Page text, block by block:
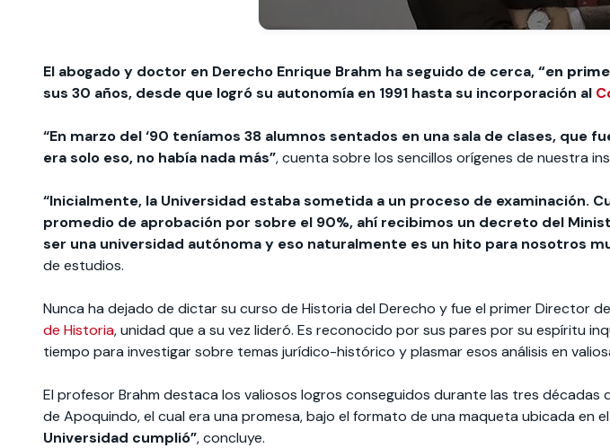
El abogado y doctor en Derecho Enrique Brahm ha seguido de cerca,“en
sus 30 años, desde que logró su autonomía en 1991 hasta su incorporación al
“En marzo del ‘90 teníamos 38 alumnos sentados en una sala de clases,
era solo eso, no había nada más”, cuenta sobre los sencillos orígenes de nuestra
“Inicialmente, la Universidad estaba sometida a un proceso de examinación.
promedio de aprobación por sobre el 90%, ahí recibimos un decreto del
ser una universidad autónoma y eso naturalmente es un hito para nosotros
de estudios.
Nunca ha dejado de dictar su curso de Historia del Derecho y fue el primer Director
de Historia, unidad que a su vez lideró. Es reconocido por sus pares por su espíritu
tiempo para investigar sobre temas jurídico-histórico y plasmar esos análisis en
El profesor Brahm destaca los valiosos logros conseguidos durante las tres décadas
de Apoquindo, el cual era una promesa, bajo el formato de una maqueta ubicada en
Universidad cumplió”, concluye.